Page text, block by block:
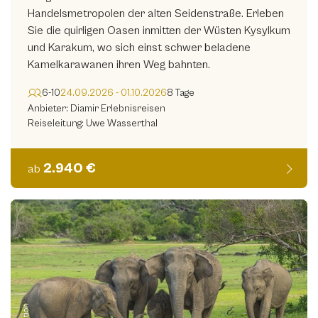
Handelsmetropolen der alten Seidenstraße. Erleben
Sie die quirligen Oasen inmitten der Wüsten Kysylkum
und Karakum, wo sich einst schwer beladene
Kamelkarawanen ihren Weg bahnten.
6-1024.09.2026 - 01.10.20268 Tage
Anbieter: Diamir Erlebnisreisen
Reiseleitung: Uwe Wasserthal
ab 2.940 €